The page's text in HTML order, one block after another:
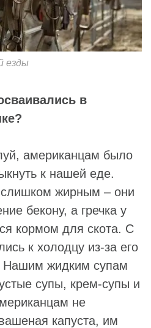
езды
в
американцам было
к нашей еде.
жирным – они
бекону, а гречка у
кормом для скота. С
к холодцу из-за его
Нашим жидким супам
супы, крем-супы и
не
капуста, им